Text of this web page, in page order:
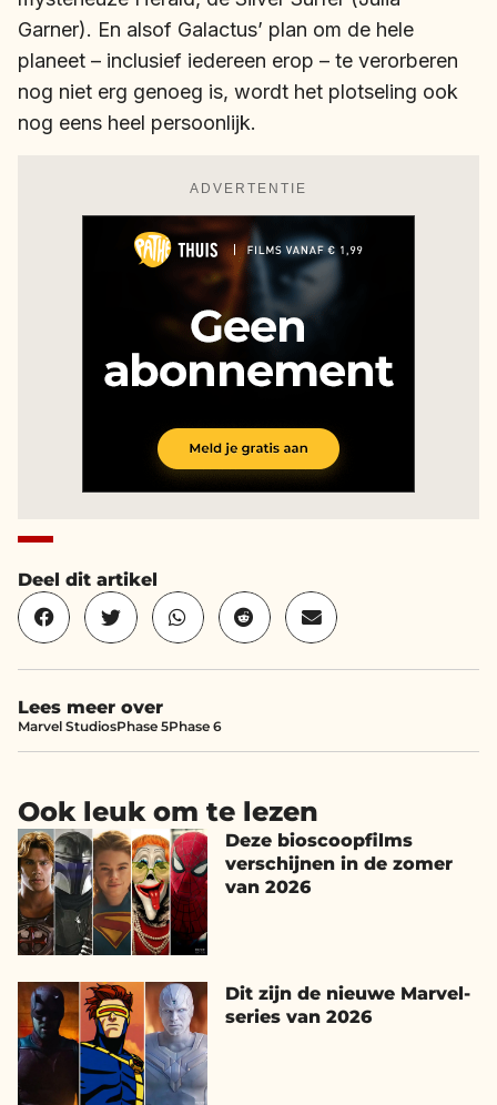
Garner). En alsof Galactus’ plan om de hele
planeet – inclusief iedereen erop – te verorberen
nog niet erg genoeg is, wordt het plotseling ook
nog eens heel persoonlijk.
ADVERTENTIE
Deel dit artikel
Lees meer over
Marvel StudiosPhase 5Phase 6
Ook leuk om te lezen
Deze bioscoopfilms
verschijnen in de zomer
van 2026
Dit zijn de nieuwe Marvel-
series van 2026